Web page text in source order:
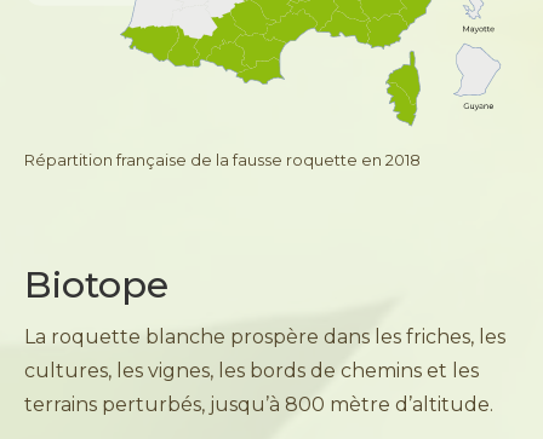
Répartition française de la fausse roquette en 2018
Biotope
La roquette blanche prospère dans les friches, les
cultures, les vignes, les bords de chemins et les
terrains perturbés, jusqu’à 800 mètre d’altitude.